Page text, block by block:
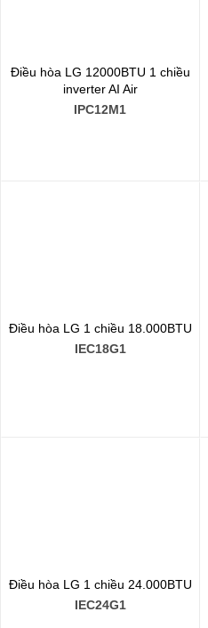
Điều hòa LG 12000BTU 1 chiều
inverter AI Air
IPC12M1
Điều hòa LG 1 chiều 18.000BTU
IEC18G1
Điều hòa LG 1 chiều 24.000BTU
IEC24G1